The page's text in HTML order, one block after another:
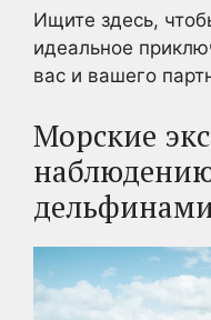
Ищите здесь,
идеальное
вас и вашего
Морские